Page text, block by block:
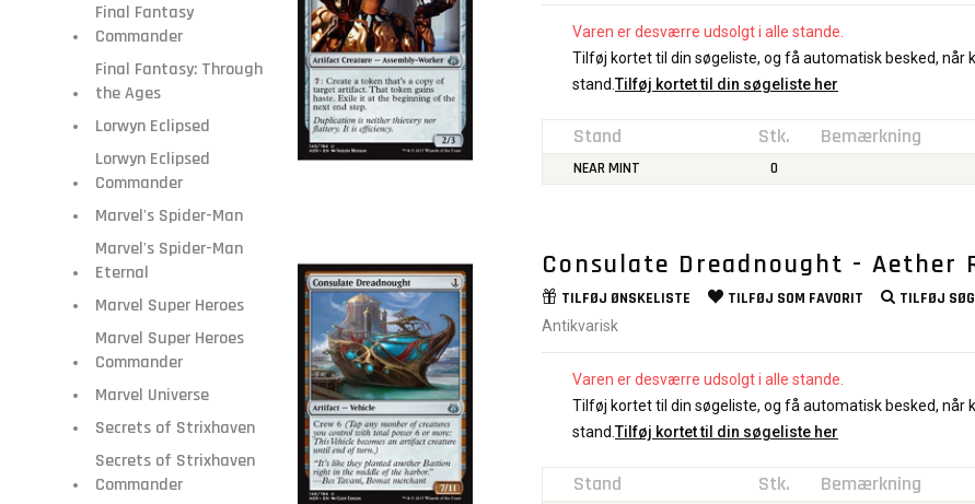
Final Fantasy
Commander
Final Fantasy: Through
the Ages
Lorwyn Eclipsed
Lorwyn Eclipsed
Commander
Marvel's Spider-Man
Marvel's Spider-Man
Eternal
Marvel Super Heroes
Marvel Super Heroes
Commander
Marvel Universe
Secrets of Strixhaven
Secrets of Strixhaven
Commander
Varen er desværre udsolgt i alle stande.
Tilføj kortet til din søgeliste, og få automatisk besked, når
stand. Tilføj kortet til din søgeliste her
Stand Stk. Bemærkning
NEAR MINT 0
Consulate Dreadnought - Aether
TILFØJ ØNSKELISTE TILFØJ SOM FAVORIT TILFØJ
Antikvarisk
Varen er desværre udsolgt i alle stande.
Tilføj kortet til din søgeliste, og få automatisk besked, når
stand. Tilføj kortet til din søgeliste her
Stand Stk. Bemærkning